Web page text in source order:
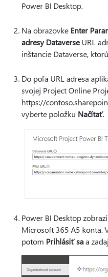
Power BI Desktop.
Na obrazovke Enter
adresy DataverseURL
inštancie Dataverse,
Do poľa URL adresa
svojej Project Online
https://
vyberte položku Načítať.
Power BI Desktop
Microsoft 365 A5 konta.
potom Prihlásiť saa